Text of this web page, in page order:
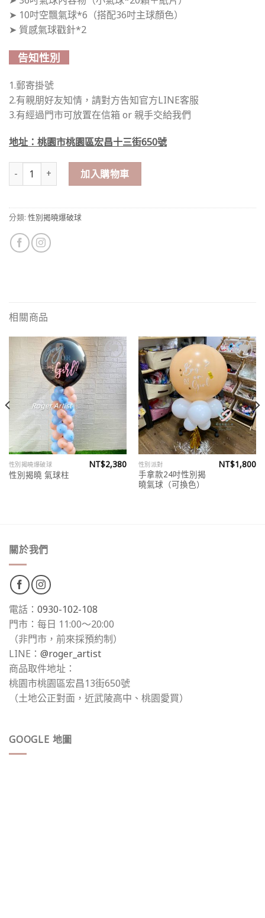
➤ 10吋空飄氣球*6（搭配36吋主球顏色）
➤ 質感氣球戳針*2
告知性別
1.郵寄掛號
2.有親朋好友知情，請對方告知官方LINE客服
3.有經過門市可放置在信箱 or 親手交給我們
地址：桃園市桃園區宏昌十三街650號
性別揭曉空飄氣球套餐（可換色） 數量
加入購物車
分類: 性別揭曉爆破球
相關商品
Add to
wishlist
性別揭曉爆破球
性別揭曉 氣球柱
NT$2,380
Add to
wishlist
性別派對
手拿款24吋性別揭
曉氣球（可換色）
NT$1,800
關於我們
電話： 0930-102-108
門市：每日 11:00～20:00
（非門市，前來採預約制）
LINE： @roger_artist
商品取件地址：
桃園市桃園區宏昌13街650號
（土地公正對面，近武陵高中、桃園愛買）
GOOGLE 地圖